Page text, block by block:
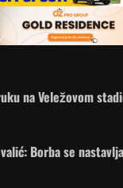
na Veležovom
Borba se